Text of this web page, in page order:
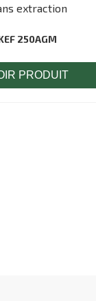
extraction
250AGM
PRODUIT